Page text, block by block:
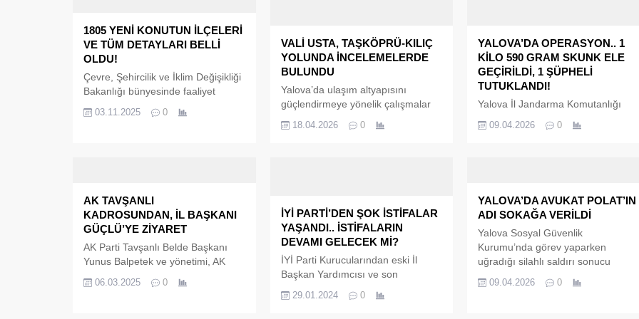
1805 YENİ KONUTUN İLÇELERİ
VE TÜM DETAYLARI BELLİ
OLDU!
Çevre, Şehircilik ve İklim Değişikliği
Bakanlığı bünyesinde faaliyet
gösteren Toplu Konut İdaresi
Başkanlığı (TOKİ), “500 bin Sosyal
oldu.
03.11.2025 0
VALİ USTA, TAŞKÖPRÜ-KILIÇ
YOLUNDA İNCELEMELERDE
BULUNDU
Yalova’da ulaşım altyapısını
güçlendirmeye yönelik çalışmalar
aralıksız devam ederken,
Taşköprü–Kılıç yolu üzerindeki
değerlendirdi.
18.04.2026 0
YALOVA’DA OPERASYON.. 1
KİLO 590 GRAM SKUNK ELE
GEÇİRİLDİ, 1 ŞÜPHELİ
TUTUKLANDI!
Yalova İl Jandarma Komutanlığı
ekipleri, uyuşturucu ile mücadele
kapsamında yaptığı
aparatı ve uyuşturucu satışından
elde edildiği değerlendirilen 20 bin
360 lira para ele geçirildi.
Operasyonda gözaltına alınan M.B.
isimli şüpheli, adli...
09.04.2026 0
AK TAVŞANLI
KADROSUNDAN, İL BAŞKANI
GÜÇLÜ’YE ZİYARET
AK Parti Tavşanlı Belde Başkanı
Yunus Balpetek ve yönetimi, AK
Parti Yalova İl Başkanı olarak tekrar
seçilen Umut Güçlü’yü ziyaret
06.03.2025 0
İYİ PARTİ’DEN ŞOK İSTİFALAR
YAŞANDI.. İSTİFALARIN
DEVAMI GELECEK Mİ?
İYİ Parti Kurucularından eski İl
Başkan Yardımcısı ve son
kongrede İYİ Parti Yalova İl Başkan
Adayı olan Talip Bayburtlu ile parti
29.01.2024 0
YALOVA’DA AVUKAT POLAT’IN
ADI SOKAĞA VERİLDİ
Yalova Sosyal Güvenlik
Kurumu’nda görev yaparken
uğradığı silahlı saldırı sonucu
hayatını kaybeden Avukat Zekeriya
Polat, Yalova Belediye Meclisi
09.04.2026 0